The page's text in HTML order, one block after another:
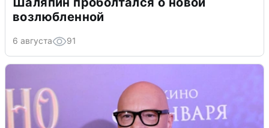
возлюбленной
6 августа 91